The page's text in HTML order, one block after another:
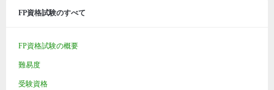
FP資格試験のすべて
FP資格試験の概要
難易度
受験資格